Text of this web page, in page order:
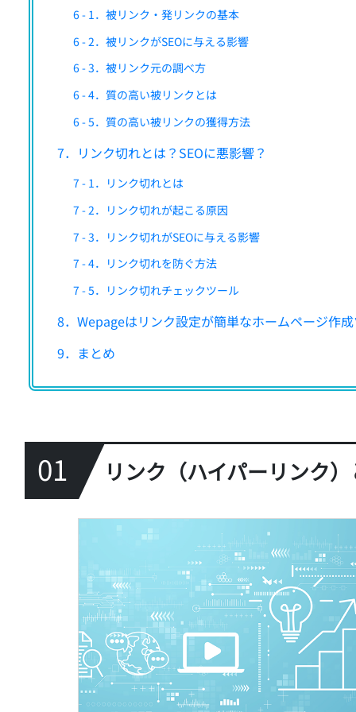
6 - 1．被リンク・発リンクの基本
6 - 2．被リンクがSEOに与える影響
6 - 3．被リンク元の調べ方
6 - 4．質の高い被リンクとは
6 - 5．質の高い被リンクの獲得方法
7．リンク切れとは？SEOに悪影響？
7 - 1．リンク切れとは
7 - 2．リンク切れが起こる原因
7 - 3．リンク切れがSEOに与える影響
7 - 4．リンク切れを防ぐ方法
7 - 5．リンク切れチェックツール
8．Wepageはリンク設定が簡単なホームページ作
9．まとめ
01 リンク（ハイパーリンク